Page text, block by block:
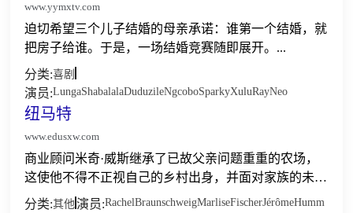
www.yymxtv.com
迫切希望三个儿子结婚的母亲承诺：谁第一个结婚，就
把房子给谁。于是，一场结婚竞赛随即展开。...
分类:喜剧
演员:LungaShabalalaDuduzileNgcoboSparkyXuluRayNeo
纽马特
www.edusxw.com
商业顾问米奇·威斯继承了已故父亲问题重重的农场，
这使他不得不正视自己的乡村出身，并面对家族的未
来。...
分类:其他演员:RachelBraunschweigMarliseFischerJérômeHumm